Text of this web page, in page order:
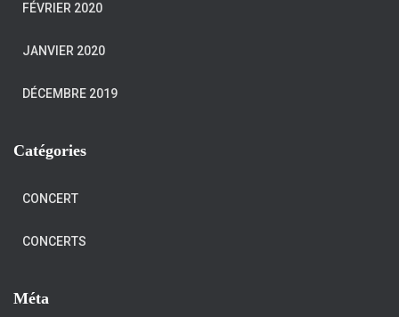
FÉVRIER 2020
JANVIER 2020
DÉCEMBRE 2019
Catégories
CONCERT
CONCERTS
Méta